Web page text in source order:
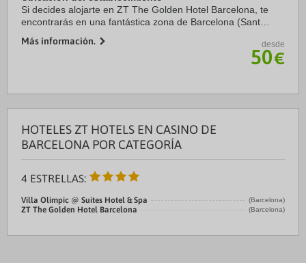
Si decides alojarte en ZT The Golden Hotel Barcelona, te
encontrarás en una fantástica zona de Barcelona (Sant
Sagrada Familia y Plaza de Catalunya. ...
Más información. desde
50€
HOTELES ZT HOTELS EN CASINO DE
BARCELONA POR CATEGORÍA
4 ESTRELLAS:
Villa Olímpic @ Suites Hotel & Spa (Barcelona)
ZT The Golden Hotel Barcelona (Barcelona)